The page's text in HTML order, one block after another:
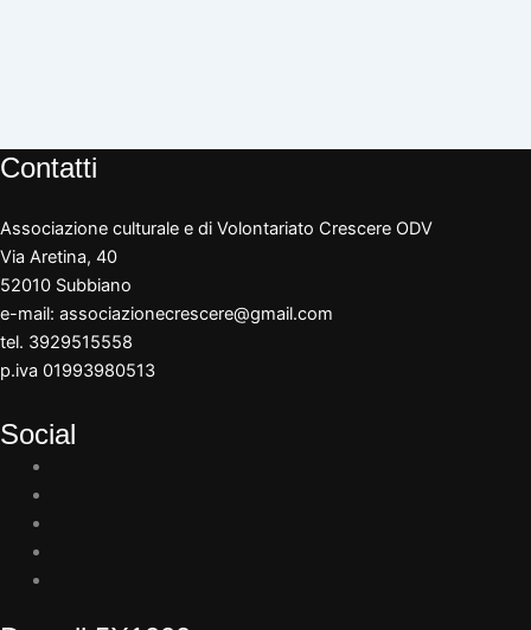
Contatti
Associazione culturale e di Volontariato Crescere ODV
Via Aretina, 40
52010 Subbiano
e-mail: associazionecrescere@gmail.com
tel. 3929515558
p.iva 01993980513
Social